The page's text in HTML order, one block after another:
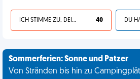
ICH STIMME ZU, DEIN LEBEN IST SCHEISSE 40
Sommerferien: Sonne und Patzer
Von Stränden bis hin zu